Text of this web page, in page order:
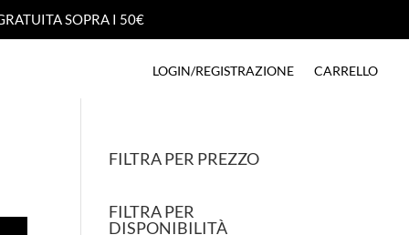
SOPRA I 50€
SOPRA I 50€
LOGIN/REGISTRAZIONE CARRELLO
LOGIN/REGISTRAZIONE CARRELLO
FILTRA PER PREZZO
FILTRA PER
DISPONIBILITÀ